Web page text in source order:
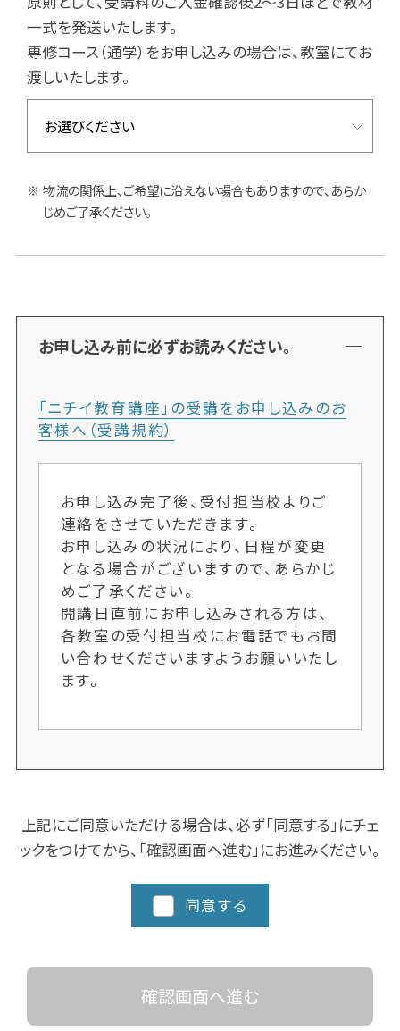
一式を発送いたします。
専修コース（通学）をお申し込みの場合は、教室にてお
渡しいたします。
物流の関係上、ご希望に沿えない場合もありますので、あらか
じめご了承ください。
お申し込み前に必ずお読みください。
「ニチイ教育講座」の受講をお申し込みのお
客様へ（受講規約）
お申し込み完了後、受付担当校よりご
連絡をさせていただきます。
お申し込みの状況により、日程が変更
となる場合がございますので、あらかじ
めご了承ください。
開講日直前にお申し込みされる方は、
各教室の受付担当校にお電話でもお問
い合わせくださいますようお願いいたし
ます。
上記にご同意いただける場合は、必ず「同意する」にチェ
ックをつけてから、「確認画面へ進む」にお進みください。
同意する
確認画面へ進む